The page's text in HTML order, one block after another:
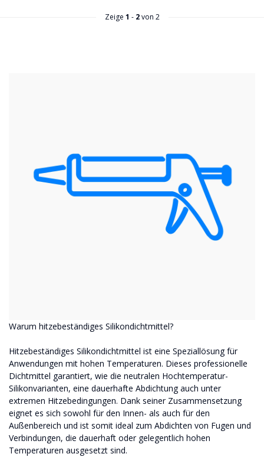
Zeige 1 - 2von 2
Warum hitzebeständiges Silikondichtmittel?
Hitzebeständiges Silikondichtmittel ist eine Speziallösung für
Anwendungen mit hohen Temperaturen. Dieses professionelle
Dichtmittel garantiert, wie die neutralen Hochtemperatur-
Silikonvarianten, eine dauerhafte Abdichtung auch unter
extremen Hitzebedingungen. Dank seiner Zusammensetzung
eignet es sich sowohl für den Innen- als auch für den
Außenbereich und ist somit ideal zum Abdichten von Fugen und
Verbindungen, die dauerhaft oder gelegentlich hohen
Temperaturen ausgesetzt sind.